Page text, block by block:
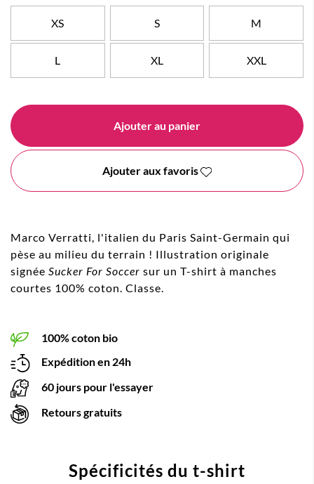
XS S M
L XL XXL
Ajouter au panier
Ajouter aux favoris
Marco Verratti, l'italien du Paris Saint-Germain qui
pèse au milieu du terrain ! Illustration originale
signée Sucker For Soccer sur un T-shirt à manches
courtes 100% coton. Classe.
100% coton bio
Expédition en 24h
60 jours pour l'essayer
Retours gratuits
Spécificités du t-shirt